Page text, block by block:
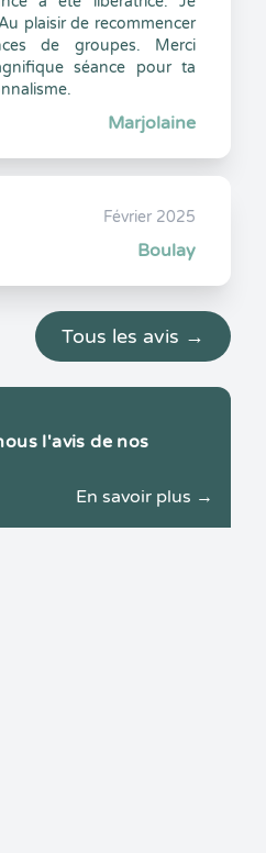
plaisir de recommencer
de groupes. Merci
séance pour ta
Marjolaine
Février 2025
Boulay
Tous les avis →
l'avis de nos
En savoir plus →